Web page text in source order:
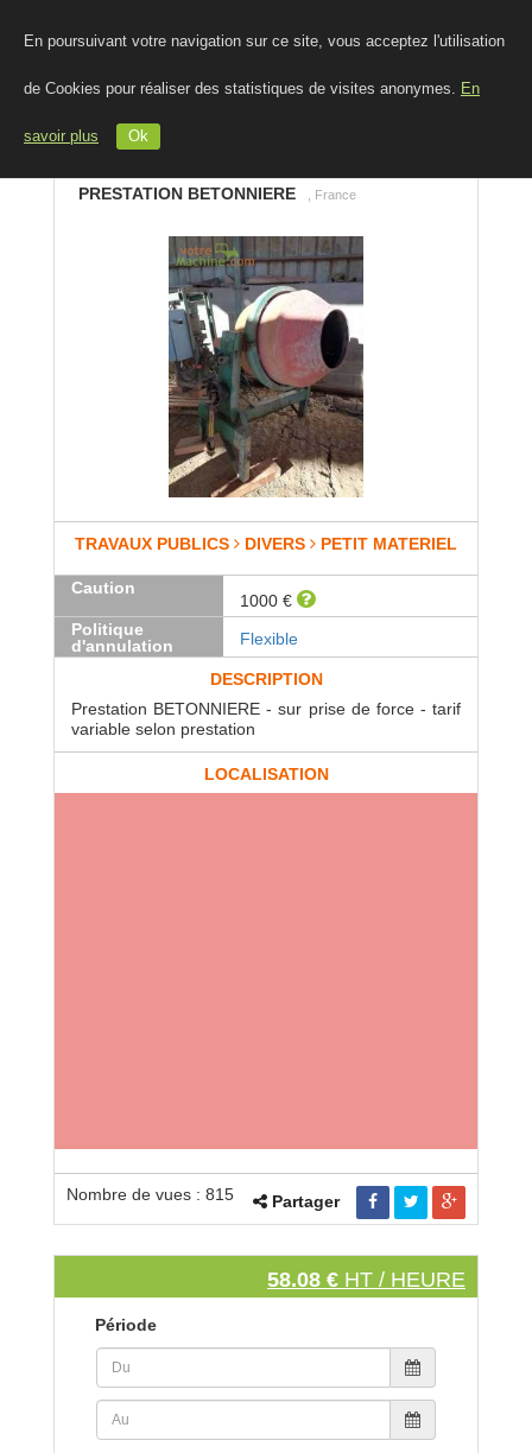
En poursuivant votre navigation sur ce site, vous acceptez l'utilisation
de Cookies pour réaliser des statistiques de visites anonymes. En
savoir plus Ok
PRESTATION BETONNIERE , France
TRAVAUX PUBLICS DIVERS PETIT MATERIEL
Caution
1000 €
Politique
d'annulation
Flexible
DESCRIPTION
Prestation BETONNIERE - sur prise de force - tarif
variable selon prestation
LOCALISATION
Nombre de vues : 815 Partager
58.08 € HT / HEURE
Période